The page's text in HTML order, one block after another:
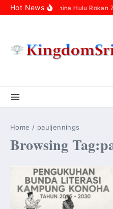
Skip to content
Hot NewsPertamina Hulu Rokan
Home / pauljennings
Browsing